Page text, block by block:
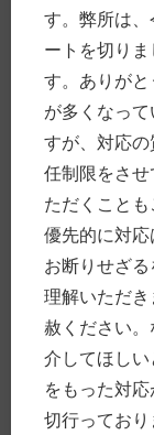
レビュ
事務所
交通事
刑事
経営
犯罪
相続
高齢 (15)
講演
離婚
労働
食事
法律
弁護士
中津
す。弊所は
ートを切り
す。ありが
が多くなっ
すが、対応
任制限をさ
ただくこと
優先的に対
お断りせざ
理解いただ
赦ください
介してほし
をもった対
切行ってお